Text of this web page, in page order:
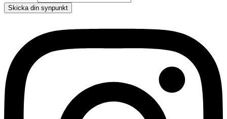
Skicka din synpunkt